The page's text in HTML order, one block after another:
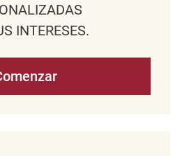
INTERESES.